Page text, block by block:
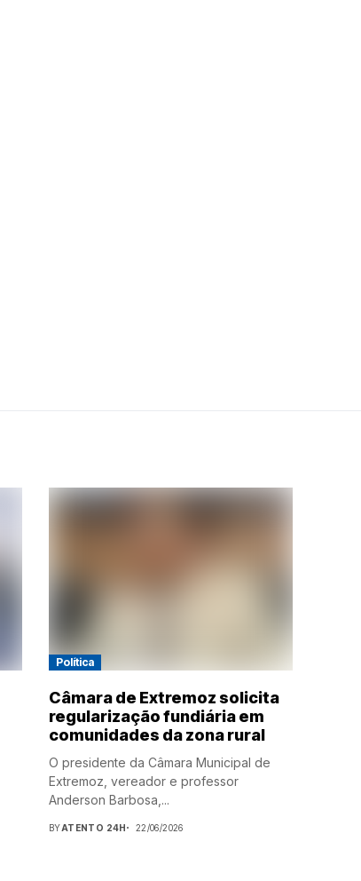
Política
Câmara de Extremoz solicita
regularização fundiária em
comunidades da zona rural
O presidente da Câmara Municipal de
Extremoz, vereador e professor
Anderson Barbosa,...
BYATENTO 24H 22/06/2026